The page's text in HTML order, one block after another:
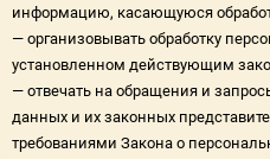
информацию, касающуюся
— организовывать обработку
установленном действующим
— отвечать на обращения и
данных и их законных
требованиями Закона о